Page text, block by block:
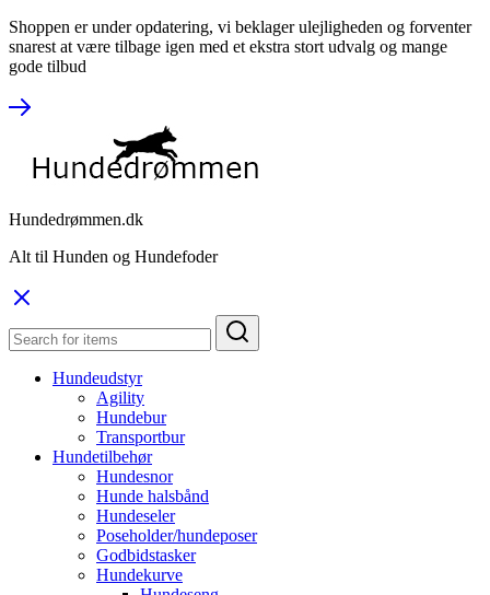
Shoppen er under opdatering, vi beklager ulejligheden og forventer
snarest at være tilbage igen med et ekstra stort udvalg og mange
gode tilbud
Hundedrømmen.dk
Alt til Hunden og Hundefoder
Hundeudstyr
Agility
Hundebur
Transportbur
Hundetilbehør
Hundesnor
Hunde halsbånd
Hundeseler
Poseholder/hundeposer
Godbidstasker
Hundekurve